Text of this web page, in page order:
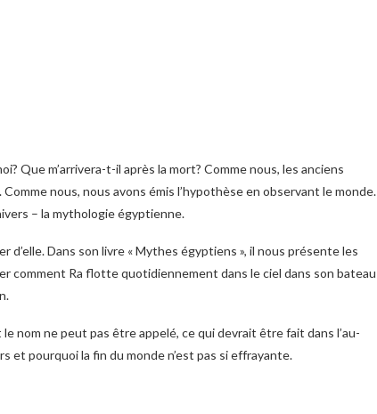
Que m’arrivera-t-il après la mort? Comme nous, les anciens
nous, nous avons émis l’hypothèse en observant le monde.
– la mythologie égyptienne.
d’elle. Dans son livre « Mythes égyptiens », il nous présente les
comment Ra flotte quotidiennement dans le ciel dans son bateau
nom ne peut pas être appelé, ce qui devrait être fait dans l’au-
et pourquoi la fin du monde n’est pas si effrayante.